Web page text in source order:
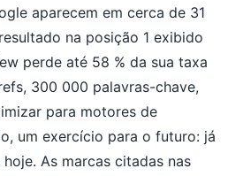
aparecem em cerca de 31
na posição 1 exibido
perde até 58 % da sua taxa
300 000 palavras-chave,
para motores de
um exercício para o futuro: já
As marcas citadas nas